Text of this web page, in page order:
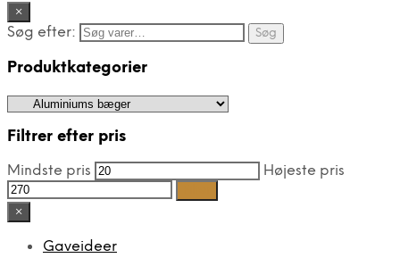
×
Søg efter: Søg
Produktkategorier
Filtrer efter pris
Mindste pris Højeste pris
×
Gaveideer